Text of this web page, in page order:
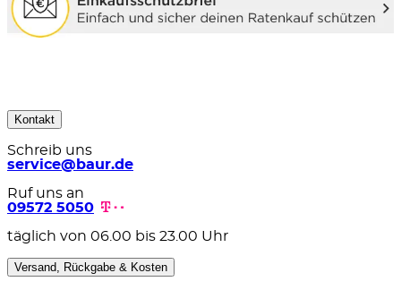
Kontakt
Schreib uns
service@baur.de
Ruf uns an
09572 5050
täglich von 06.00 bis 23.00 Uhr
Versand, Rückgabe & Kosten